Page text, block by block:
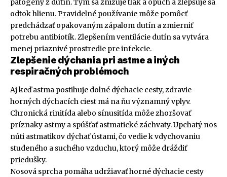
patogény z dutín. Tým sa znižuje tlak a opuch a zlepšuje sa
odtok hlienu. Pravidelné používanie môže pomôcť
predchádzať opakovaným zápalom dutín a zmierniť
potrebu antibiotík. Zlepšením ventilácie dutín sa vytvára
menej priaznivé prostredie pre infekcie.
Zlepšenie dýchania pri astme a iných
respiračných problémoch
Aj keď astma postihuje dolné dýchacie cesty, zdravie
horných dýchacích ciest má na ňu významný vplyv.
Chronická rinitída alebo sínusitída môže zhoršovať
príznaky astmy a spúšťať astmatické záchvaty. Upchatý nos
núti astmatikov dýchať ústami, čo vedie k vdychovaniu
studeného a suchého vzduchu, ktorý môže dráždiť
priedušky.
Nosová sprcha pomáha udržiavať horné dýchacie cesty